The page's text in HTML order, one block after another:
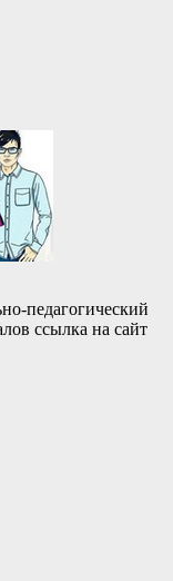
педагогический
ссылка на сайт